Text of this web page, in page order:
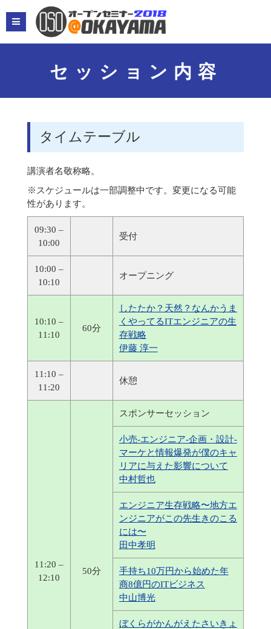
メ
ニ
セッション内容
タイムテーブル
講演者名敬称略。
※スケジュールは一部調整中です。変更になる可能
性があります。
09:30 –
10:00
受付
10:00 –
10:10
オープニング
10:10 –
11:10
60分
したたか？天然？なんかうま
くやってるITエンジニアの生
存戦略
伊藤 淳一
11:10 –
11:20
休憩
11:20 –
12:10
50分
スポンサーセッション
小売-エンジニア-企画・設計-
マーケと情報爆発が僕のキャ
リアに与えた影響について
中村哲也
エンジニア生存戦略〜地方エ
ンジニアがこの先生きのこる
には〜
田中孝明
手持ち10万円から始めた年
商8億円のITビジネス
中山博光
ぼくらがかんがえたさいきょ